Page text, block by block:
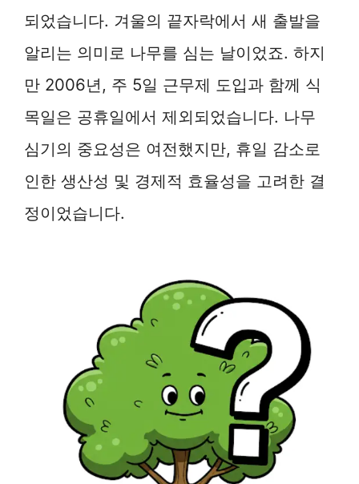
되었습니다. 겨울의 끝자락에서 새 출발을
알리는 의미로 나무를 심는 날이었죠. 하지
만 2006년, 주 5일 근무제 도입과 함께 식
목일은 공휴일에서 제외되었습니다. 나무
심기의 중요성은 여전했지만, 휴일 감소로
인한 생산성 및 경제적 효율성을 고려한 결
정이었습니다.